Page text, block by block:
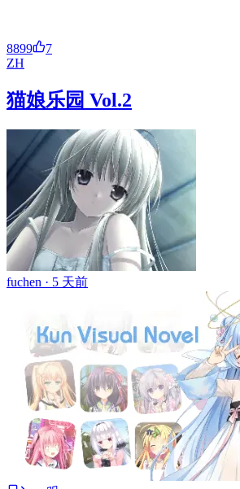
8899
7
ZH
猫娘乐园 Vol.2
fuchen · 5 天前